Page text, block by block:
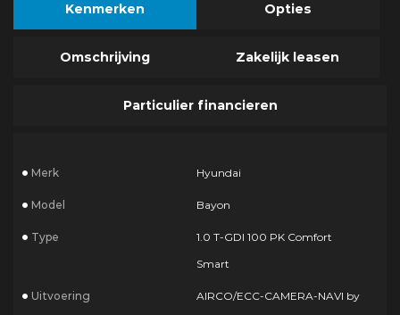
Kenmerken Opties
Omschrijving Zakelijk leasen
Particulier financieren
Merk Hyundai
Model Bayon
Type
1.0 T-GDI 100 PK Comfort
Smart
Uitvoering
AIRCO/ECC-CAMERA-NAVI by